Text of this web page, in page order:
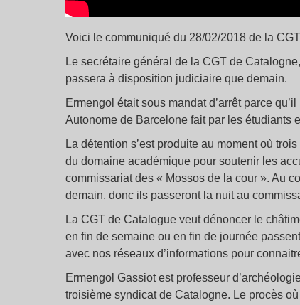
Voici le communiqué du 28/02/2018 de la
Le secrétaire général de la CGT de
passera à disposition judiciaire que demain.
Ermengol était sous mandat d’arrêt parce
Autonome de Barcelone fait par les étudiants
La détention s’est produite au moment où
du domaine académique pour soutenir les
commissariat des « Mossos de la cour ». Au
demain, donc ils passeront la nuit au
La CGT de Catalogue veut dénoncer le
en fin de semaine ou en fin de journée
avec nos réseaux d’informations pour
Ermengol Gassiot est professeur
troisième syndicat de Catalogne. Le procès